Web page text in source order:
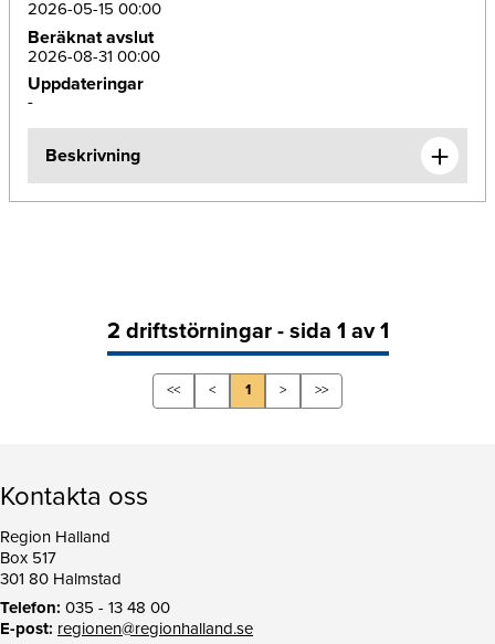
2026-05-15 00:00
Beräknat avslut
2026-08-31 00:00
Uppdateringar
-
Beskrivning
2 driftstörningar - sida 1 av 1
<< < 1 > >>
Kontakta oss
Region Halland
Box 517
301 80 Halmstad
Telefon: 035 - 13 48 00
E-post: regionen@regionhalland.se